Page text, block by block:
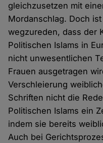
gleichzusetzen mit
Mordanschlag. Doch
wegzureden, dass der
Politischen Islams in
nicht unwesentlichen
Frauen ausgetragen
Verschleierung
Schriften nicht die
Politischen Islams ein
indem sie bereits
Auch bei